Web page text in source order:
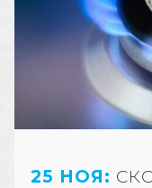
25 НОЯ: